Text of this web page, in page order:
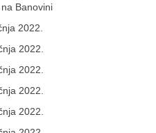
Banovini
2022.
2022.
2022.
2022.
2022.